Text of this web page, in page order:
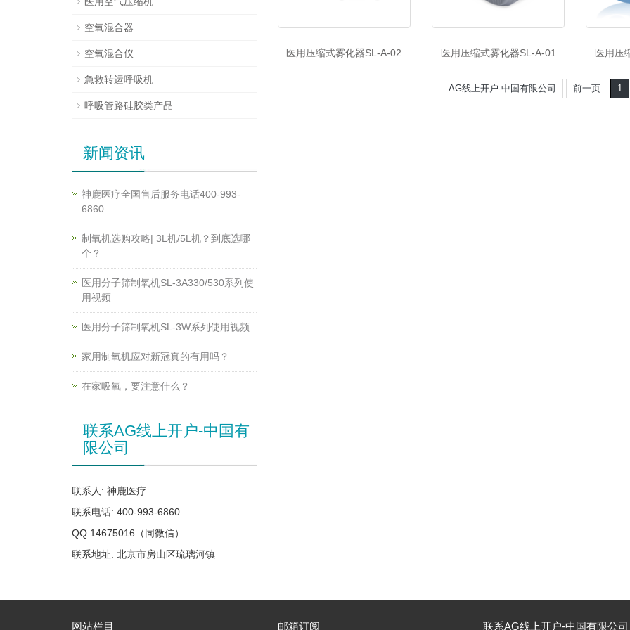
医用压缩式雾化器SL-A-02 医用压缩式雾化器SL-A-01 医用压
AG线上开户-中国有限公司 前一页 1
空氧混合器
空氧混合仪
急救转运呼吸机
呼吸管路硅胶类产品
新闻资讯
神鹿医疗全国售后服务电话400-993-
6860
制氧机选购攻略| 3L机/5L机？到底选哪
个？
医用分子筛制氧机SL-3A330/530系列使
用视频
医用分子筛制氧机SL-3W系列使用视频
家用制氧机应对新冠真的有用吗？
在家吸氧，要注意什么？
联系AG线上开户-中国有
限公司
联系人: 神鹿医疗
联系电话: 400-993-6860
QQ:14675016（同微信）
联系地址: 北京市房山区琉璃河镇
网站栏目 邮箱订阅 联系AG线上开户-中国有限公司